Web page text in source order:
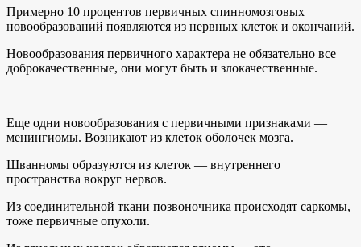
Примерно 10 процентов первичных спинномозговых
новообразований появляются из нервных клеток и окончаний.
Новообразования первичного характера не обязательно все
доброкачественные, они могут быть и злокачественные.
Еще одни новообразования с первичными признаками —
менингиомы. Возникают из клеток оболочек мозга.
Шванномы образуются из клеток — внутреннего
пространства вокруг нервов.
Из соединительной ткани позвоночника происходят саркомы,
тоже первичные опухоли.